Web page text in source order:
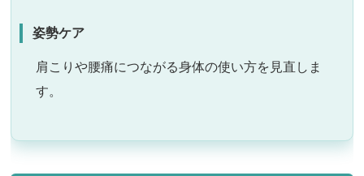
姿勢ケア
肩こりや腰痛につながる身体の使い方を見直しま
す。